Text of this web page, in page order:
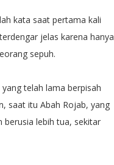
kata saat pertama kali
jelas karena hanya
sepuh.
telah lama berpisah
saat itu Abah Rojab, yang
berusia lebih tua, sekitar